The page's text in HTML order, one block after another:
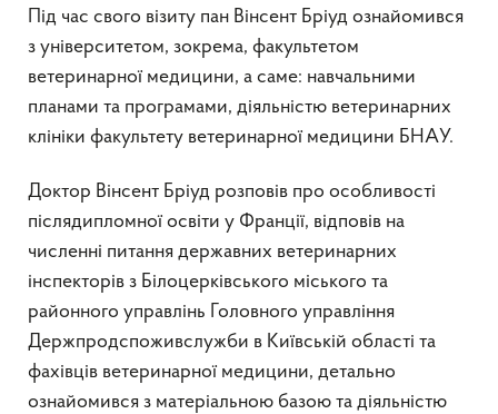
Під час свого візиту пан Вінсент Бріуд ознайомився
з університетом, зокрема, факультетом
ветеринарної медицини, а саме: навчальними
планами та програмами, діяльністю ветеринарних
клініки факультету ветеринарної медицини БНАУ.
Доктор Вінсент Бріуд розповів про особливості
післядипломної освіти у Франції, відповів на
численні питання державних ветеринарних
інспекторів з Білоцерківського міського та
районного управлінь Головного управління
Держпродспоживслужби в Київській області та
фахівців ветеринарної медицини, детально
ознайомився з матеріальною базою та діяльністю